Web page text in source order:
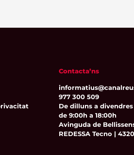
Contacta’ns
977 300 509
De dilluns a divendres
de 9:00h a 18:00h
Avinguda de
REDESSA Tecno |